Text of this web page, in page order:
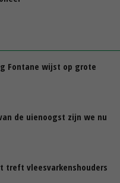
Fontane wijst op grote
de uienoogst zijn we nu
treft vleesvarkenshouders